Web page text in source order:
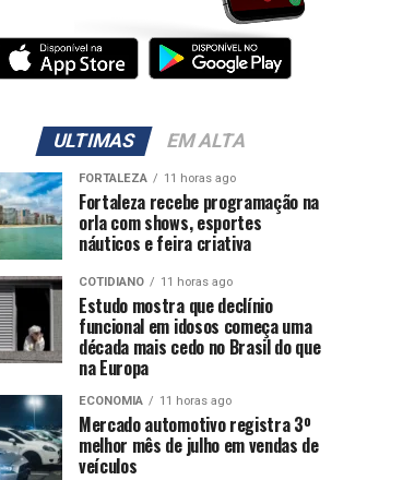
ULTIMAS EM ALTA
FORTALEZA 11 horas ago
Fortaleza recebe programação na
orla com shows, esportes
náuticos e feira criativa
COTIDIANO 11 horas ago
Estudo mostra que declínio
funcional em idosos começa uma
década mais cedo no Brasil do que
na Europa
ECONOMIA 11 horas ago
Mercado automotivo registra 3º
melhor mês de julho em vendas de
veículos